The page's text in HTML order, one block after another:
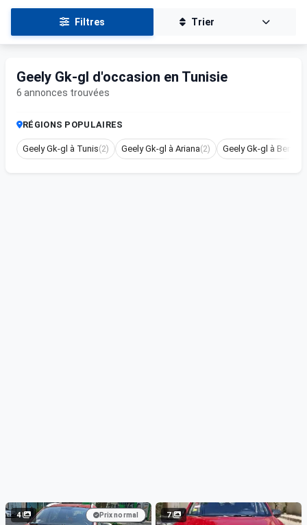
Filtres Trier
Geely Gk-gl d'occasion en Tunisie
6 annonces trouvées
RÉGIONS POPULAIRES
Geely Gk-gl à Tunis(2) Geely Gk-gl à Ariana(2) Geely Gk-gl à Ben
4 Prix normal 7